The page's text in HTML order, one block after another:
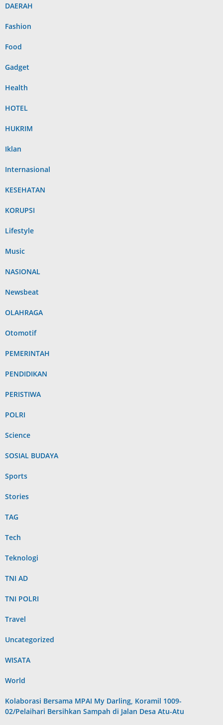
DAERAH
Fashion
Food
Gadget
Health
HOTEL
HUKRIM
Iklan
Internasional
KESEHATAN
KORUPSI
Lifestyle
Music
NASIONAL
Newsbeat
OLAHRAGA
Otomotif
PEMERINTAH
PENDIDIKAN
PERISTIWA
POLRI
Science
SOSIAL BUDAYA
Sports
Stories
TAG
Tech
Teknologi
TNI AD
TNI POLRI
Travel
Uncategorized
WISATA
World
Kolaborasi Bersama MPAI My Darling, Koramil 1009-
02/Pelaihari Bersihkan Sampah di Jalan Desa Atu-Atu